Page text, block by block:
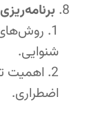
روش‌های
شنوایی.
اهمیت
اضطراری.